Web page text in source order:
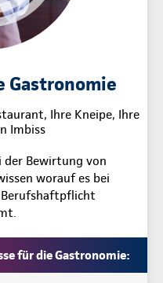
Gastronomie
Ihre Kneipe, Ihre
Imbiss
der Bewirtung von
worauf es bei
Berufshaftpflicht
für die Gastronomie: